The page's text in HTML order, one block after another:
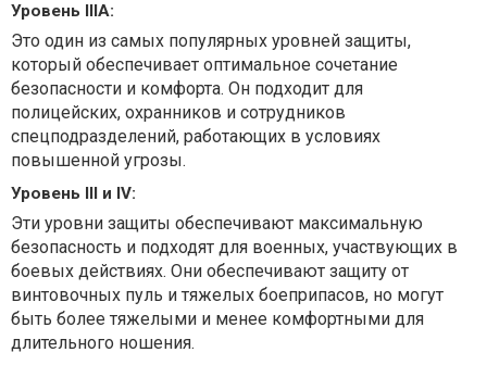
Уровень IIIA:
Это один из самых популярных уровней защиты,
который обеспечивает оптимальное сочетание
безопасности и комфорта. Он подходит для
полицейских, охранников и сотрудников
спецподразделений, работающих в условиях
повышенной угрозы.
Уровень III и IV:
Эти уровни защиты обеспечивают максимальную
безопасность и подходят для военных, участвующих в
боевых действиях. Они обеспечивают защиту от
винтовочных пуль и тяжелых боеприпасов, но могут
быть более тяжелыми и менее комфортными для
длительного ношения.